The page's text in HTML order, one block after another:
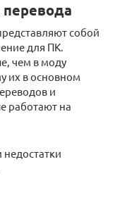
собой
для ПК.
чем в моду
их в основном
и
работают на